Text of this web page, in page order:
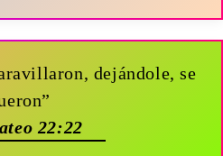
dejándole, se
22:22